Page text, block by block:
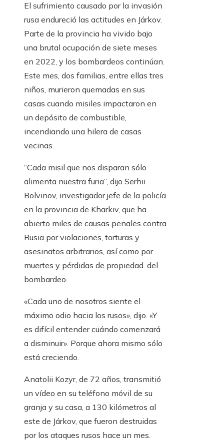
El sufrimiento causado por la invasión
rusa endureció las actitudes en Járkov.
Parte de la provincia ha vivido bajo
una brutal ocupación de siete meses
en 2022, y los bombardeos continúan.
Este mes, dos familias, entre ellas tres
niños, murieron quemadas en sus
casas cuando misiles impactaron en
un depósito de combustible,
incendiando una hilera de casas
vecinas.
“Cada misil que nos disparan sólo
alimenta nuestra furia”, dijo Serhii
Bolvinov, investigador jefe de la policía
en la provincia de Kharkiv, que ha
abierto miles de causas penales contra
Rusia por violaciones, torturas y
asesinatos arbitrarios, así como por
muertes y pérdidas de propiedad. del
bombardeo.
«Cada uno de nosotros siente el
máximo odio hacia los rusos», dijo. «Y
es difícil entender cuándo comenzará
a disminuir». Porque ahora mismo sólo
está creciendo.
Anatolii Kozyr, de 72 años, transmitió
un vídeo en su teléfono móvil de su
granja y su casa, a 130 kilómetros al
este de Járkov, que fueron destruidas
por los ataques rusos hace un mes.